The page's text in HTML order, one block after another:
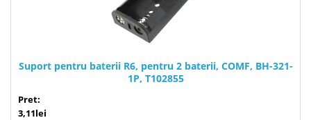
Suport pentru baterii R6, pentru 2 baterii, COMF, BH-321-
1P, T102855
Pret:
3,11lei